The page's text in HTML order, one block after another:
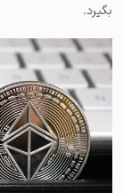
بگیرد.